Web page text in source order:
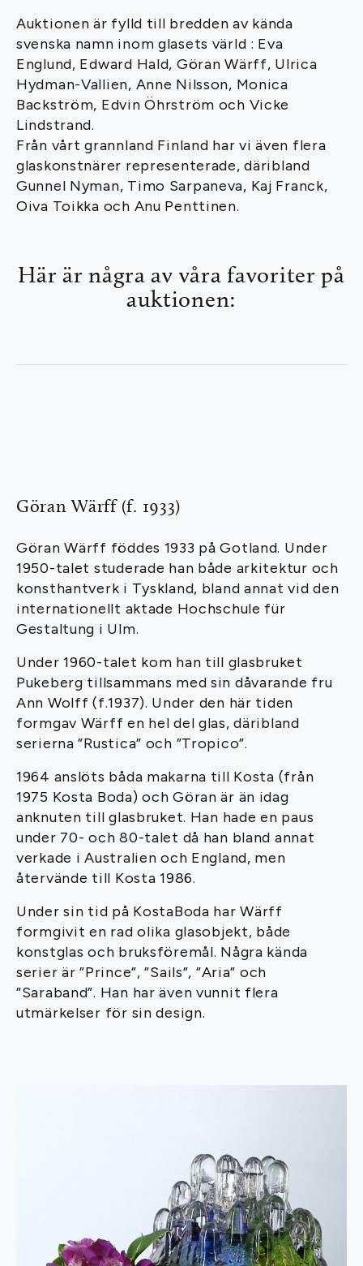
Auktionen är fylld till bredden av kända
svenska namn inom glasets värld : Eva
Englund, Edward Hald, Göran Wärff, Ulrica
Hydman-Vallien, Anne Nilsson, Monica
Backström, Edvin Öhrström och Vicke
Lindstrand.
Från vårt grannland Finland har vi även flera
glaskonstnärer representerade, däribland
Gunnel Nyman, Timo Sarpaneva, Kaj Franck,
Oiva Toikka och Anu Penttinen.
Här är några av våra favoriter på
auktionen:
Göran Wärff (f. 1933)
Göran Wärff föddes 1933 på Gotland. Under
1950-talet studerade han både arkitektur och
konsthantverk i Tyskland, bland annat vid den
internationellt aktade Hochschule für
Gestaltung i Ulm.
Under 1960-talet kom han till glasbruket
Pukeberg tillsammans med sin dåvarande fru
Ann Wolff (f.1937). Under den här tiden
formgav Wärff en hel del glas, däribland
serierna ”Rustica” och ”Tropico”.
1964 anslöts båda makarna till Kosta (från
1975 Kosta Boda) och Göran är än idag
anknuten till glasbruket. Han hade en paus
under 70- och 80-talet då han bland annat
verkade i Australien och England, men
återvände till Kosta 1986.
Under sin tid på KostaBoda har Wärff
formgivit en rad olika glasobjekt, både
konstglas och bruksföremål. Några kända
serier är ”Prince”, ”Sails”, ”Aria” och
”Saraband”. Han har även vunnit flera
utmärkelser för sin design.